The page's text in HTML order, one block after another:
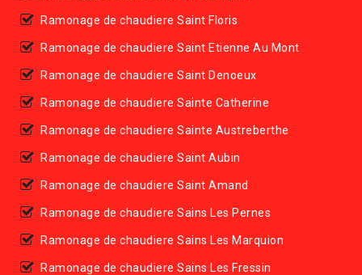
Ramonage de chaudiere Saint Floris
Ramonage de chaudiere Saint Etienne Au Mont
Ramonage de chaudiere Saint Denoeux
Ramonage de chaudiere Sainte Catherine
Ramonage de chaudiere Sainte Austreberthe
Ramonage de chaudiere Saint Aubin
Ramonage de chaudiere Saint Amand
Ramonage de chaudiere Sains Les Pernes
Ramonage de chaudiere Sains Les Marquion
Ramonage de chaudiere Sains Les Fressin